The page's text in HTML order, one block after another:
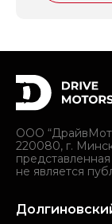
ООО
220080, г.
не является